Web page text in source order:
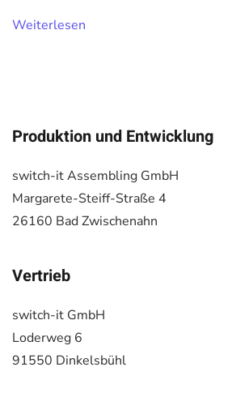
Weiterlesen
Produktion und Entwicklung
switch-it Assembling GmbH
Margarete-Steiff-Straße 4
26160 Bad Zwischenahn
Vertrieb
switch-it GmbH
Loderweg 6
91550 Dinkelsbühl